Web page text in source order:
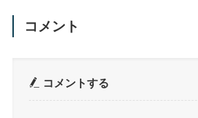
コメント
コメントする